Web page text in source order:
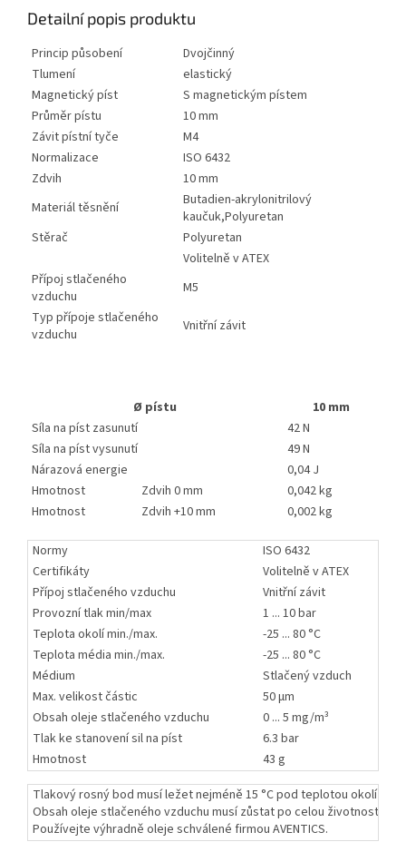
Detailní popis produktu
Princip působení
Dvojčinný
Tlumení
elastický
Magnetický píst
S magnetickým pístem
Průměr pístu
10 mm
Závit pístní tyče
M4
Normalizace
ISO 6432
Zdvih
10 mm
Materiál těsnění
Butadien-akrylonitrilový
kaučuk,Polyuretan
Stěrač
Polyuretan
Volitelně v ATEX
Přípoj stlačeného
vzduchu
M5
Typ přípoje stlačeného
vzduchu
Vnitřní závit
Ø pístu
10 mm
Síla na píst zasunutí
42 N
Síla na píst vysunutí
49 N
Nárazová energie
0,04 J
Hmotnost
Zdvih 0 mm
0,042 kg
Hmotnost
Zdvih +10 mm 0,002 kg
Normy
ISO 6432
Certifikáty
Volitelně v ATEX
Přípoj stlačeného vzduchu
Vnitřní závit
Provozní tlak min/max
1 ... 10 bar
Teplota okolí min./max.
-25 ... 80 °C
Teplota média min./max.
-25 ... 80 °C
Médium
Stlačený vzduch
Max. velikost částic
50 µm
Obsah oleje stlačeného vzduchu
0 ... 5 mg/m³
Tlak ke stanovení sil na píst
6.3 bar
Hmotnost
43 g
Tlakový rosný bod musí ležet nejméně 15 °C pod teplotou okolí a
Obsah oleje stlačeného vzduchu musí zůstat po celou životnost
Používejte výhradně oleje schválené firmou AVENTICS.